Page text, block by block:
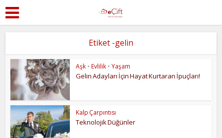
Etiket -gelin
Aşk • Evlilik • Yaşam
Gelin Adayları İçin Hayat Kurtaran İpuçları!
Kalp Çarpıntısı
Teknolojik Düğünler